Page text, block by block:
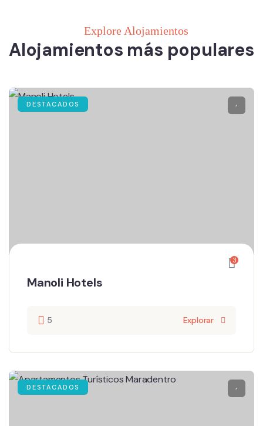
Explore Alojamientos
Alojamientos más populares
DESTACADOS
3
Manoli Hotels
5 Explorar
DESTACADOS